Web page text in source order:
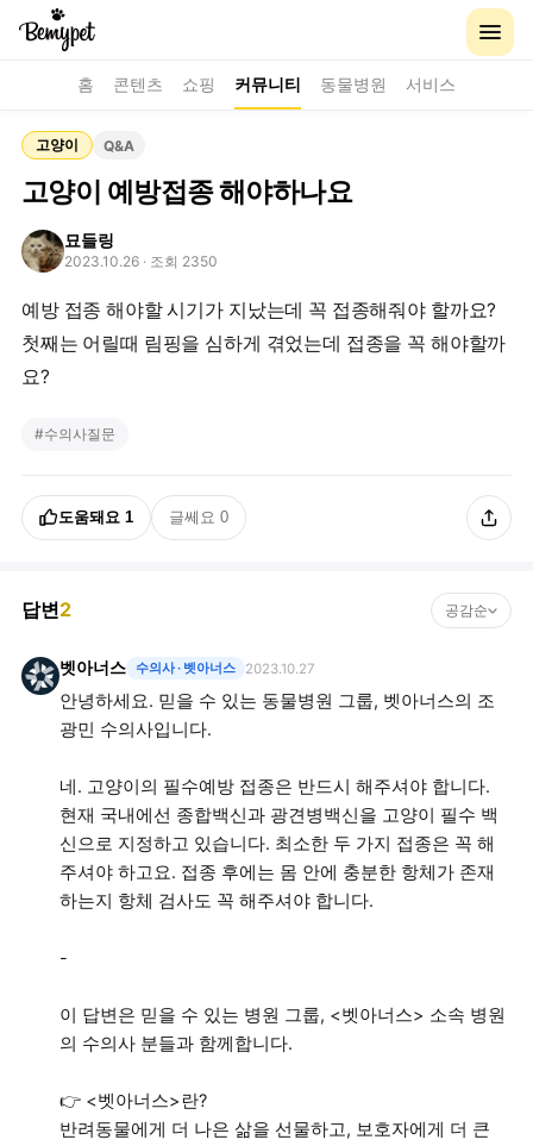
홈 콘텐츠 쇼핑 커뮤니티 동물병원 서비스
고양이 Q&A
고양이 예방접종 해야하나요
묘들링
2023.10.26 · 조회 2350
예방 접종 해야할 시기가 지났는데 꼭 접종해줘야 할까요?
첫째는 어릴때 림핑을 심하게 겪었는데 접종을 꼭 해야할까
요?
#수의사질문
도움돼요 1 글쎄요 0
답변2 공감순
벳아너스 수의사· 벳아너스 2023.10.27
안녕하세요. 믿을 수 있는 동물병원 그룹, 벳아너스의 조
광민 수의사입니다.
네. 고양이의 필수예방 접종은 반드시 해주셔야 합니다.
현재 국내에선 종합백신과 광견병백신을 고양이 필수 백
신으로 지정하고 있습니다. 최소한 두 가지 접종은 꼭 해
주셔야 하고요. 접종 후에는 몸 안에 충분한 항체가 존재
하는지 항체 검사도 꼭 해주셔야 합니다.
-
이 답변은 믿을 수 있는 병원 그룹, <벳아너스> 소속 병원
의 수의사 분들과 함께합니다.
👉 <벳아너스>란?
반려동물에게 더 나은 삶을 선물하고, 보호자에게 더 큰